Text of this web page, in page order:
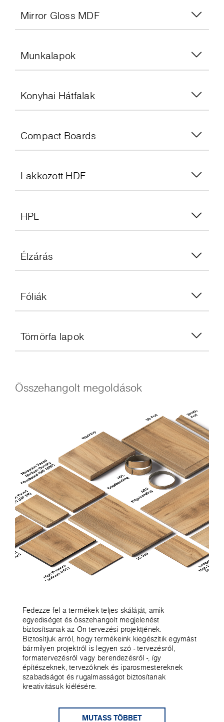
Mirror Gloss MDF
Munkalapok
Konyhai Hátfalak
Compact Boards
Lakkozott HDF
HPL
Élzárás
Fóliák
Tömörfa lapok
Összehangolt megoldások
Fedezze fel a termékek teljes skáláját, amik
egyediséget és összehangolt megjelenést
biztosítsanak az Ön tervezési projektjének.
Biztosítjuk arról, hogy termékeink kiegészítik egymást
bármilyen projektről is legyen szó - tervezésről,
formatervezésről vagy berendezésről -, így
építészeknek, tervezőknek és iparosmestereknek
szabadságot és rugalmasságot biztosítanak
kreativitásuk kiélésére.
MUTASS TÖBBET